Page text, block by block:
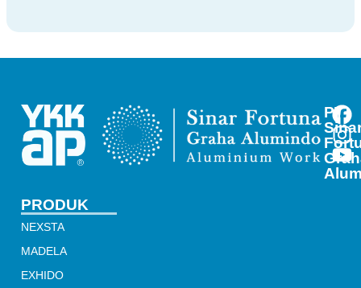
PT
PRODUK
NEXSTA
MADELA
EXHIDO